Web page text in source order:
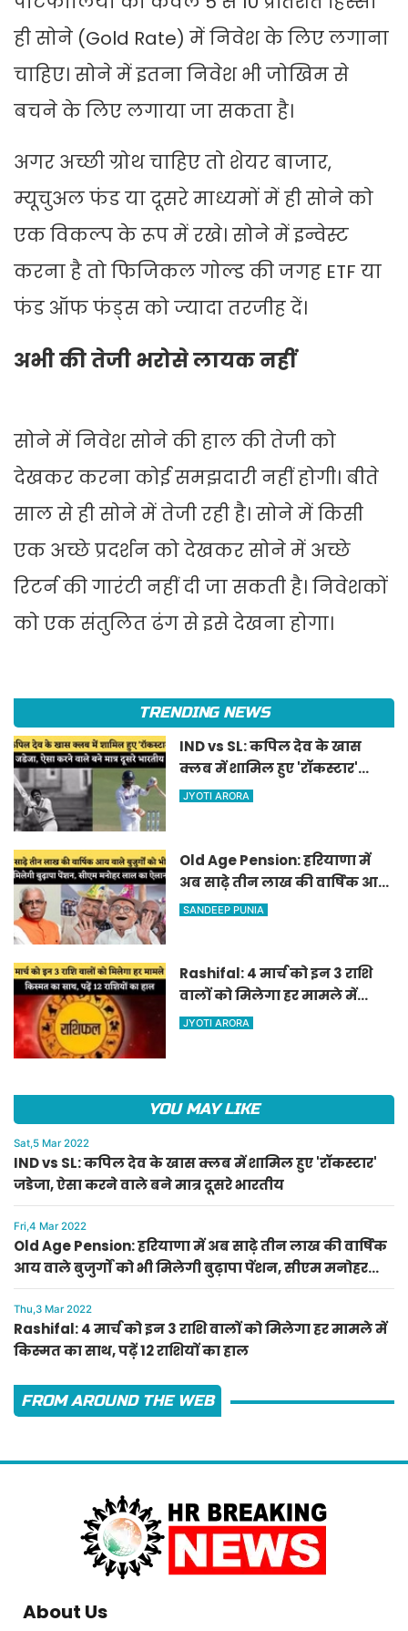
ही सोने (Gold Rate) में निवेश के लिए लगाना
चाहिए। सोने में इतना निवेश भी जोखिम से
बचने के लिए लगाया जा सकता है।
अगर अच्छी ग्रोथ चाहिए तो शेयर बाजार,
म्यूचुअल फंड या दूसरे माध्यमों में ही सोने को
एक विकल्प के रूप में रखे। सोने में इन्वेस्ट
करना है तो फिजिकल गोल्ड की जगह ETF या
फंड ऑफ फंड्स को ज्यादा तरजीह दें।
अभी की तेजी भरोसे लायक नहीं
सोने में निवेश सोने की हाल की तेजी को
देखकर करना कोई समझदारी नहीं होगी। बीते
साल से ही सोने में तेजी रही है। सोने में किसी
एक अच्छे प्रदर्शन को देखकर सोने में अच्छे
रिटर्न की गारंटी नहीं दी जा सकती है। निवेशकों
को एक संतुलित ढंग से इसे देखना होगा।
TRENDING NEWS
IND vs SL: कपिल देव के खास
क्लब में शामिल हुए 'रॉकस्टार'
जडेजा, ऐसा करने वाले बने मात्र
JYOTI ARORA
Old Age Pension: हरियाणा में
अब साढ़े तीन लाख की वार्षिक आय
वाले बुजुर्गों को भी मिलेगी बुढ़ापा
SANDEEP PUNIA
Rashifal: 4 मार्च को इन 3 राशि
वालों को मिलेगा हर मामले में
किस्मत का साथ, पढ़ें 12 राशियों का
JYOTI ARORA
YOU MAY LIKE
Sat,5 Mar 2022
IND vs SL: कपिल देव के खास क्लब में शामिल हुए 'रॉकस्टार'
जडेजा, ऐसा करने वाले बने मात्र दूसरे भारतीय
Fri,4 Mar 2022
Old Age Pension: हरियाणा में अब साढ़े तीन लाख की वार्षिक
आय वाले बुजुर्गों को भी मिलेगी बुढ़ापा पेंशन, सीएम मनोहर
लाल का ऐलान
Thu,3 Mar 2022
Rashifal: 4 मार्च को इन 3 राशि वालों को मिलेगा हर मामले में
किस्मत का साथ, पढ़ें 12 राशियों का हाल
FROM AROUND THE WEB
About Us